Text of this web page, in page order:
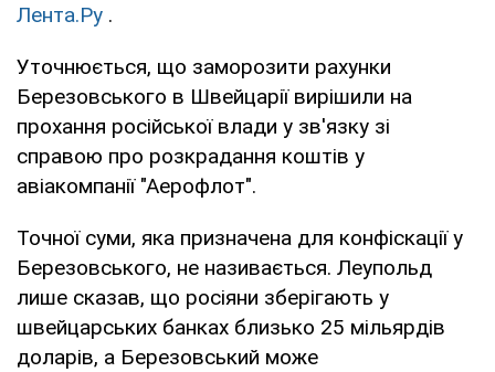
Лента.Ру .
Уточнюється, що заморозити рахунки
Березовського в Швейцарії вирішили на
прохання російської влади у зв'язку зі
справою про розкрадання коштів у
авіакомпанії "Аерофлот".
Точної суми, яка призначена для конфіскації у
Березовського, не називається. Леупольд
лише сказав, що росіяни зберігають у
швейцарських банках близько 25 мільярдів
доларів, а Березовський може